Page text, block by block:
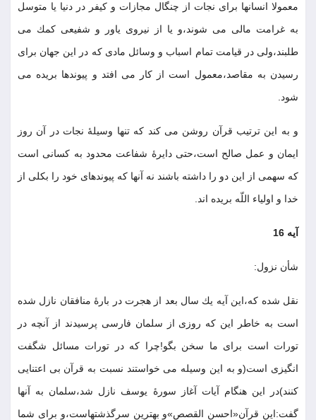
معمولا انسانها براى نجات از چنگال مجازات و كيفر در دنيا يا متوسل
به غرامت مالى مى شوند،و يا از نيروى ياور و شفيعى كمك مى
طلبند،ولى در قيامت تمام اسباب و وسائل مادى كه در اين جهان براى
رسيدن به مقاصد،معمول است از كار مى افتد و پيوندها بريده مى
شود
و به اين ترتيب قرآن روشن مى كند كه تنها وسيلۀ نجات در آن روز
ايمان و عمل صالح است،حتى دايرۀ شفاعت محدود به كسانى است
كه سهمى از اين دو را داشته باشند نه آنها كه پيوندهاى خود را بكلى از
خدا و اولياء اللّه بريده اند
آیه 16
شأن نزول:
نقل شده كه،اين آيه يك سال بعد از هجرت در بارۀ منافقان نازل شده
است به خاطر اين كه روزى از سلمان فارسى پرسيدند از آنچه در
تورات است براى ما سخن بگو!چرا كه در تورات مسائل شگفت
انگيزى است(و به اين وسيله مى خواستند نسبت به قرآن بى اعتنايى
كنند)در اين هنگام آيات آغاز سورۀ يوسف نازل شد،سلمان به آنها
گفت:اين قرآن«احسن القصص»و بهترين سرگذشتهاست،و براى شما